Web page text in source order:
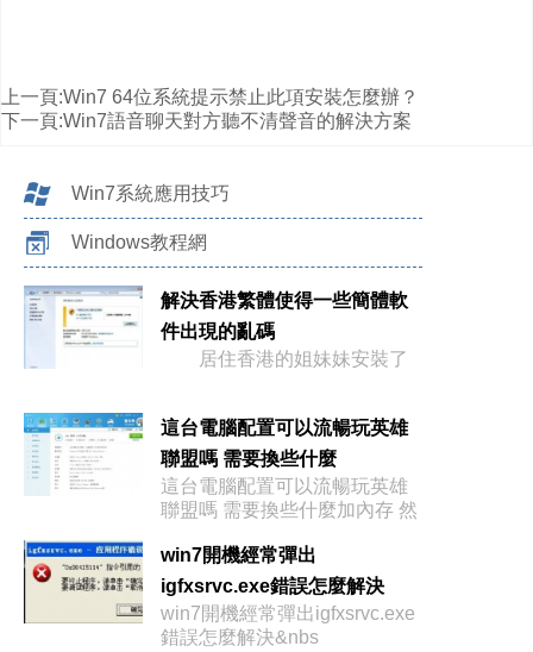
上一頁:Win7 64位系統提示禁止此項安裝怎麼辦？
下一頁:Win7語音聊天對方聽不清聲音的解決方案
Win7系統應用技巧
Windows教程網
解決香港繁體使得一些簡體軟
件出現的亂碼
居住香港的姐妹妹安裝了
這台電腦配置可以流暢玩英雄
聯盟嗎 需要換些什麼
這台電腦配置可以流暢玩英雄
聯盟嗎 需要換些什麼加內存 然
win7開機經常彈出
igfxsrvc.exe錯誤怎麼解決
win7開機經常彈出igfxsrvc.exe
錯誤怎麼解決&nbs